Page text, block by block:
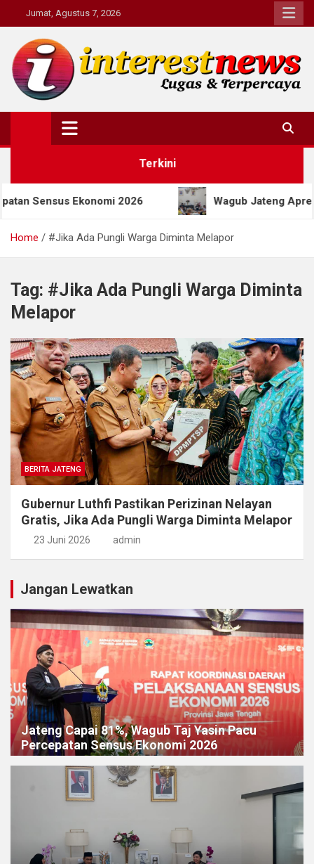
to
content
Jumat, Agustus 7, 2026
Interestnews.or.id
Terkini
Ekonomi 2026 Wagub Jateng Apresiasi
Home #Jika Ada Pungli Warga Diminta Melapor
Tag: #Jika Ada Pungli Warga Diminta
Melapor
BERITA JATENG
Gubernur Luthfi Pastikan Perizinan Nelayan
Gratis, Jika Ada Pungli Warga Diminta Melapor
23 Juni 2026 admin
Jangan Lewatkan
Jateng Capai 81%, Wagub Taj Yasin Pacu
Percepatan Sensus Ekonomi 2026